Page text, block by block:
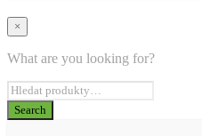
×
What are you looking for?